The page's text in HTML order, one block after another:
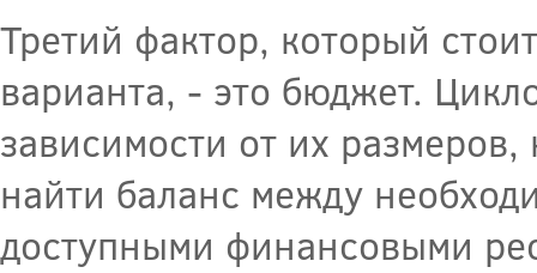
Третий фактор, который
варианта, - это бюджет.
зависимости от их
найти баланс между
доступными финансовыми